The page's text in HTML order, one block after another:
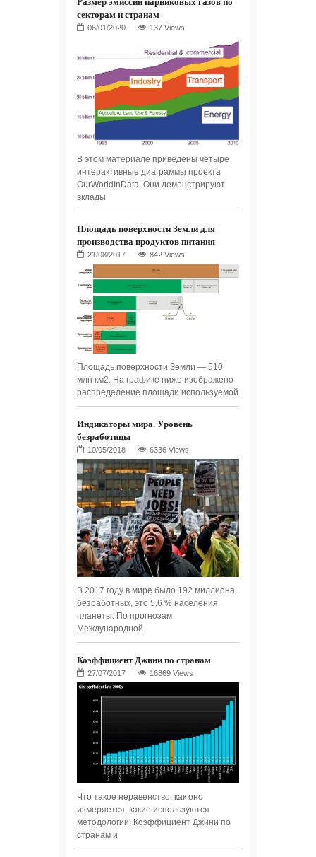
секторам и странам
137 Views
В этом материале приведены четыре
интерактивные диаграммы проекта
OurWorldInData. Они демонстрируют
вклады
Площадь поверхности Земли для
производства продуктов питания
842 Views
Площадь поверхности Земли — 510
млн км2. На графике ниже изображено
распределение площади используемой
Индикаторы мира. Уровень
безработицы
6336 Views
В 2017 году в мире было 192 миллиона
безработных, это 5,6 % населения
планеты. По прогнозам
Международной
Коэффициент Джини по странам
16869 Views
Что такое неравенство, как оно
измеряется, какие используются
методологии. Коэффициент Джини по
странам и